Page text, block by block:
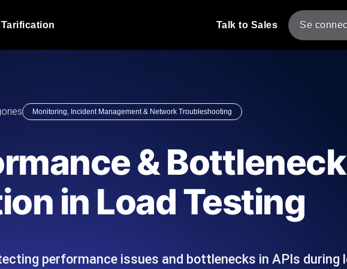
stack technologique.
écrivons les scripts JMeter
et livrons le rapport.
Sondes always-on d'uptime et de performance
emplacements. Détectez les pannes avant vos
du site Web Surveillez vos APIs
Blog produit
En savoir plus sur le blog
En savoir plus sur le blog
Vérificateur de
Liste d'Outils
Tarification Talk to Sales Se
Monitoring, Incident Management & Network Troubleshooting
& Bottleneck
in Load Testing
performance issues and bottlenecks in APIs during